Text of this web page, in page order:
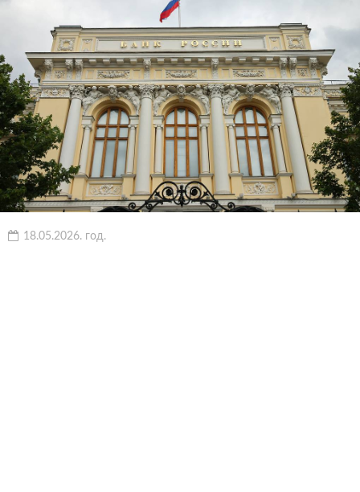
18.05.2026. год.